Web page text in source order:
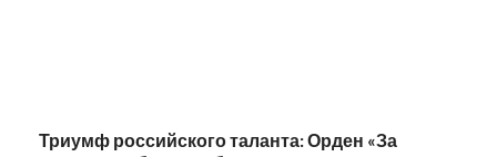
Триумф российского таланта: Орден «За